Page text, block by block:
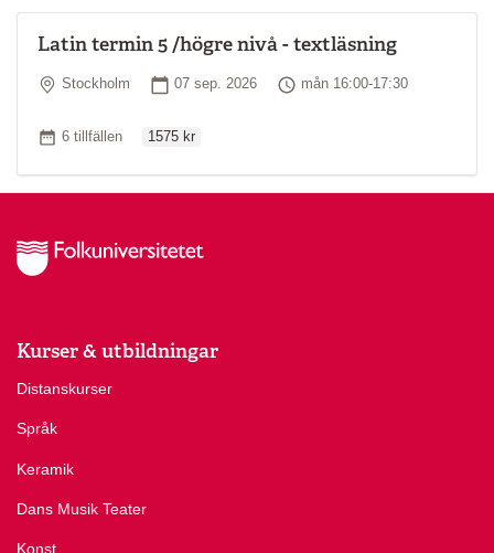
Latin termin 5 /högre nivå - textläsning
Plats
Stockholm Startdatum
07 sep. 2026 Tid
mån 16:00-17:30
Antal tillfällen
6 tillfällen 1575 kr
Kurser & utbildningar
Distanskurser
Språk
Keramik
Dans Musik Teater
Konst